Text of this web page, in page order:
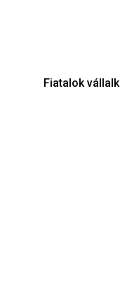
Fiatalok